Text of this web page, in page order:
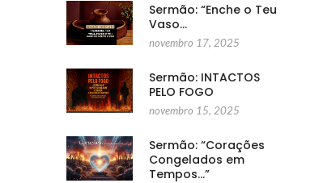
Sermão: “Enche o Teu
Vaso…
novembro 17, 2025
Sermão: INTACTOS
PELO FOGO
novembro 15, 2025
Sermão: “Corações
Congelados em
Tempos…”